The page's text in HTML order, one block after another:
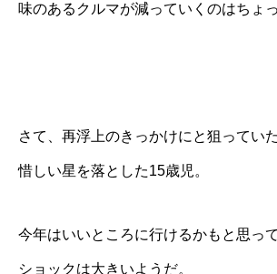
味のあるクルマが減っていくのはちょ
さて、再浮上のきっかけにと狙ってい
惜しい星を落とした15歳児。
今年はいいところに行けるかもと思っ
ショックは大きいようだ。